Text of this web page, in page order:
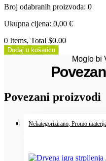
Broj odabranih proizvoda: 0
Ukupna cijena: 0,00 €
0 Items, Total $0.00
Dodaj u košaricu
Moglo bi
Povezani proizvodi
Nekategorizirano , Promo